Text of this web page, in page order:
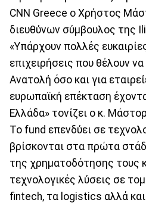
CNN Greece ο Χρήστος
διευθύνων σύμβουλος της
«Υπάρχουν πολλές
επιχειρήσεις που θέλουν
Ανατολή όσο και για
ευρωπαϊκή επέκταση
Ελλάδα» τονίζει ο κ.
Το fund επενδύει σε
βρίσκονται στα πρώτα
της χρηματοδότησης τους
τεχνολογικές λύσεις σε
fintech, τα logistics αλλά